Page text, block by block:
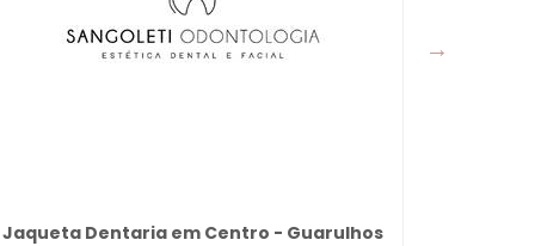
Jaqueta Dentaria em Centro - Guarulhos